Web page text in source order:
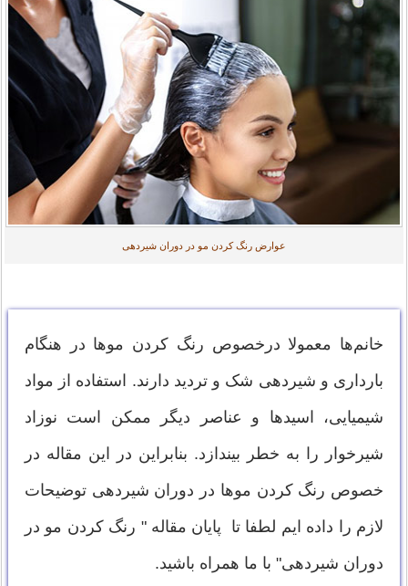
عوارض رنگ کردن مو در دوران شیردهی
خانم‌ها معمولا درخصوص رنگ کردن موها در هنگام
بارداری و شیردهی شک و تردید دارند. استفاده از مواد
شیمیایی، اسیدها و عناصر دیگر ممکن است نوزاد
شیرخوار را به خطر بیندازد. بنابراین در این مقاله در
خصوص رنگ کردن موها در دوران شیردهی توضیحات
لازم را داده ایم لطفا تا پایان مقاله " رنگ کردن مو در
دوران شیردهی" با ما همراه باشید.